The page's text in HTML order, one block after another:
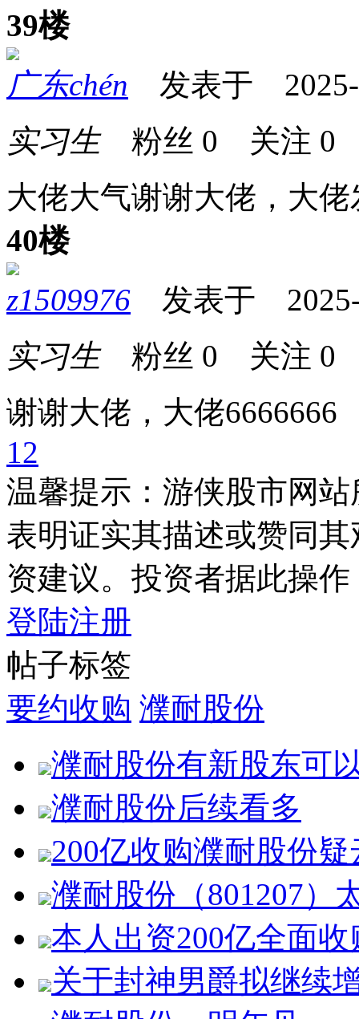
39楼
广东chén 发表于 2025-
实习生粉丝 0 关注 0
大佬大气谢谢大佬，大佬
40楼
z1509976 发表于 2025-
实习生粉丝 0 关注 0
谢谢大佬，大佬6666666
12
温馨提示：游侠股市网
表明证实其描述或赞同
资建议。投资者据此操
登陆注册
帖子标签
要约收购 濮耐股份
濮耐股份有新股东可
濮耐股份后续看多
200亿收购濮耐股份疑
濮耐股份（801207）
本人出资200亿全面
关于封神男爵拟继续